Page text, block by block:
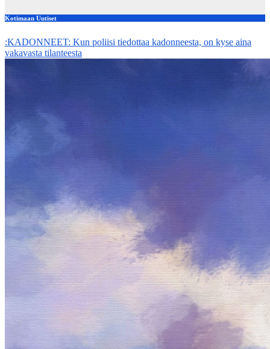
Kotimaan Uutiset
:KADONNEET: Kun poliisi tiedottaa kadonneesta, on kyse aina
vakavasta tilanteesta